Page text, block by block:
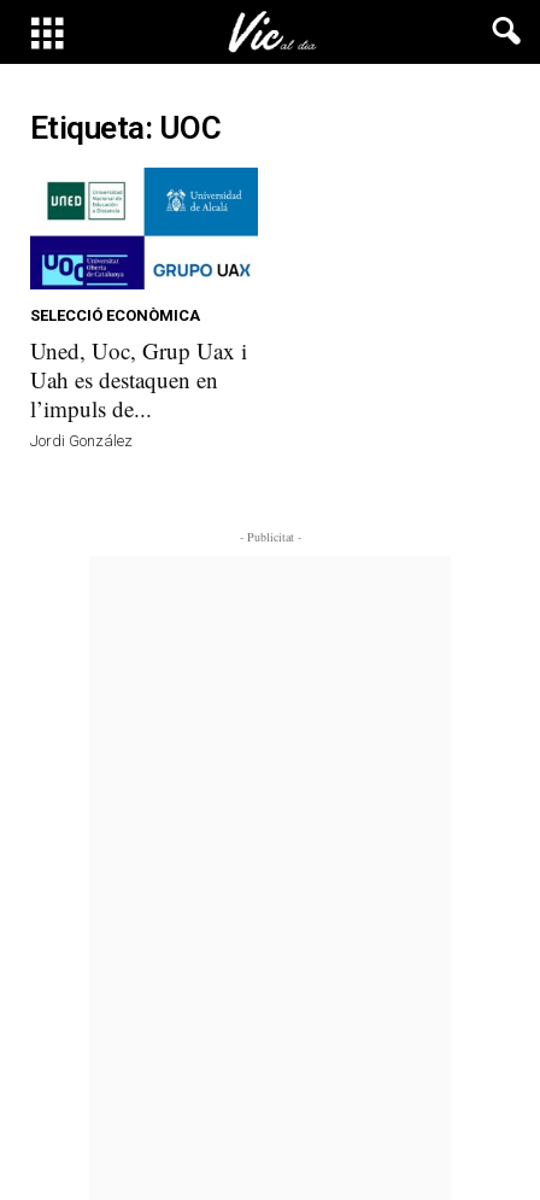
Etiqueta: UOC
SELECCIÓ ECONÒMICA
Uned, Uoc, Grup Uax i
Uah es destaquen en
l’impuls de...
Jordi González
- Publicitat -